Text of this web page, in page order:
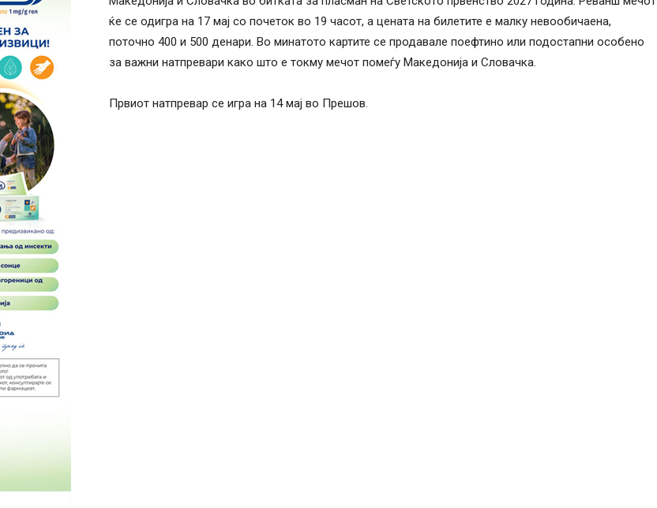
ќе се одигра на 17 мај со почеток во 19 часот, а цената на билетите е малку невообичаена,
поточно 400 и 500 денари. Во минатото картите се продавале поефтино или подостапни особено
за важни натпревари како што е токму мечот помеѓу Македонија и Словачка.
Првиот натпревар се игра на 14 мај во Прешов.